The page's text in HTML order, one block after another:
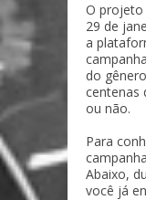
O projeto
29 de
a
do
centenas
ou não.
Para
Abaixo,
você já